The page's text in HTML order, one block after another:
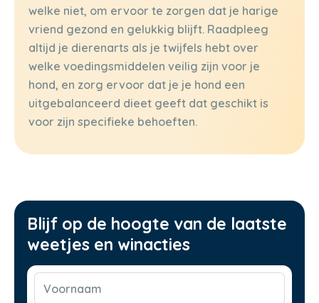
welke niet, om ervoor te zorgen dat je harige
vriend gezond en gelukkig blijft. Raadpleeg
altijd je dierenarts als je twijfels hebt over
welke voedingsmiddelen veilig zijn voor je
hond, en zorg ervoor dat je je hond een
uitgebalanceerd dieet geeft dat geschikt is
voor zijn specifieke behoeften.
Blijf op de hoogte van de laatste
weetjes en winacties
Voornaam